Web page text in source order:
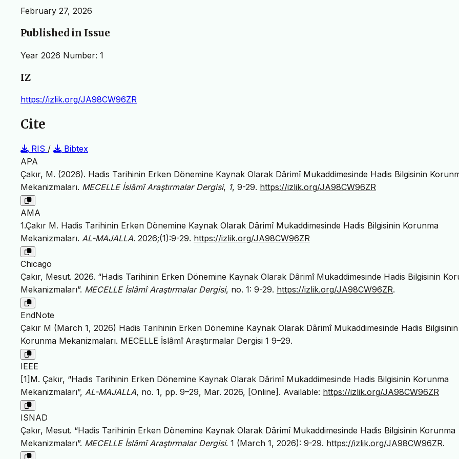
February 27, 2026
Published in Issue
Year 2026 Number: 1
IZ
https://izlik.org/JA98CW96ZR
Cite
RIS /
Bibtex
APA
Çakır, M. (2026). Hadis Tarihinin Erken Dönemine Kaynak Olarak Dârimî Mukaddimesinde Hadis Bilgisinin
Mekanizmaları. MECELLE İslâmî Araştırmalar Dergisi, 1, 9-29. https://izlik.org/JA98CW96ZR
AMA
1.Çakır M. Hadis Tarihinin Erken Dönemine Kaynak Olarak Dârimî Mukaddimesinde Hadis Bilgisinin Korunma
Mekanizmaları. AL-MAJALLA. 2026;(1):9-29. https://izlik.org/JA98CW96ZR
Chicago
Çakır, Mesut. 2026. “Hadis Tarihinin Erken Dönemine Kaynak Olarak Dârimî Mukaddimesinde Hadis Bilgisinin
Mekanizmaları”. MECELLE İslâmî Araştırmalar Dergisi, no. 1: 9-29. https://izlik.org/JA98CW96ZR.
EndNote
Çakır M (March 1, 2026) Hadis Tarihinin Erken Dönemine Kaynak Olarak Dârimî Mukaddimesinde Hadis Bilgisinin
Korunma Mekanizmaları. MECELLE İslâmî Araştırmalar Dergisi 1 9–29.
IEEE
[1]M. Çakır, “Hadis Tarihinin Erken Dönemine Kaynak Olarak Dârimî Mukaddimesinde Hadis Bilgisinin Korunma
Mekanizmaları”, AL-MAJALLA, no. 1, pp. 9–29, Mar. 2026, [Online]. Available: https://izlik.org/JA98CW96ZR
ISNAD
Çakır, Mesut. “Hadis Tarihinin Erken Dönemine Kaynak Olarak Dârimî Mukaddimesinde Hadis Bilgisinin Korunma
Mekanizmaları”. MECELLE İslâmî Araştırmalar Dergisi. 1 (March 1, 2026): 9-29. https://izlik.org/JA98CW96ZR.